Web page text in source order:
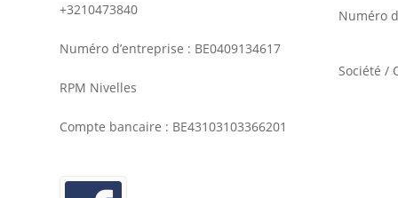
+3210473840
Numéro d’entreprise : BE0409134617
RPM Nivelles
Compte bancaire : BE43103103366201
Numéro
Société /